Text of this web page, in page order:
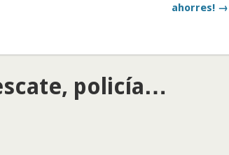
ahorres! →
policía…